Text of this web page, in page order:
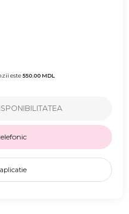
este550.00MDL